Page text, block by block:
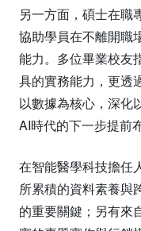
另一方面，碩士在職
協助學員在不離開職
能力。多位畢業校友
具的實務能力，更透
以數據為核心，深化
AI時代的下一步提前
在智能醫學科技擔任
所累積的資料素養與
的重要關鍵；另有來